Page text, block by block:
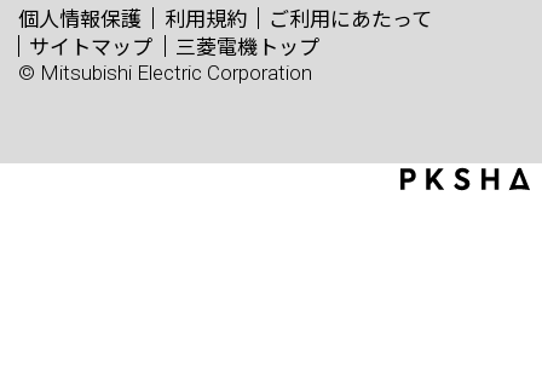
個人情報保護 利用規約
ご利用にあたって
サイトマップ
三菱電機トップ
© Mitsubishi Electric Corporation